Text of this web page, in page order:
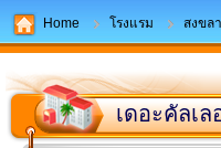
Home โรงแรม สงขลา
เดอะคัลเล